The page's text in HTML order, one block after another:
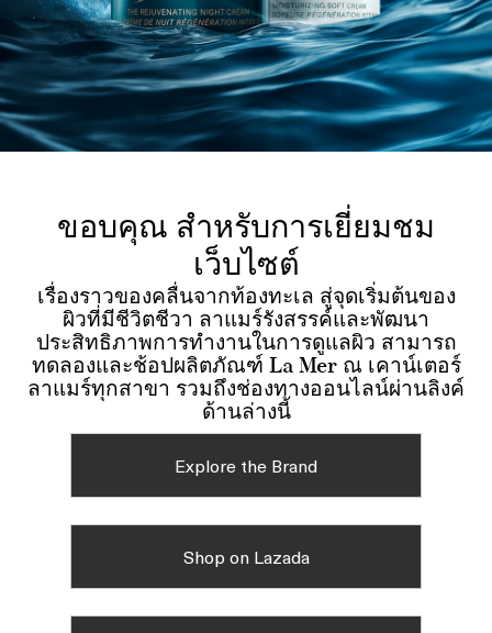
ขอบคุณ สำหรับการเยี่ยมชม
เว็บไซต์
เรื่องราวของคลื่นจากท้องทะเล สู่จุดเริ่มต้นของ
ผิวที่มีชีวิตชีวา ลาแมร์รังสรรค์และพัฒนา
ประสิทธิภาพการทำงานในการดูแลผิว สามารถ
ทดลองและช้อปผลิตภัณฑ์ La Mer ณ เคาน์เตอร์
ลาแมร์ทุกสาขา รวมถึงช่องทางออนไลน์ผ่านลิงค์
ด้านล่างนี้
Explore the Brand
Shop on Lazada